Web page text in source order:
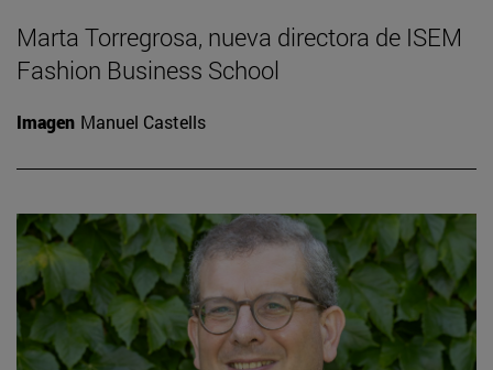
Marta Torregrosa, nueva directora de ISEM
Fashion Business School
Imagen Manuel Castells